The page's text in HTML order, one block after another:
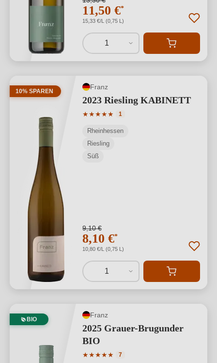
11,50 €*
15,33 €/L (0,75 L)
1
10% SPAREN
Franz
2023 Riesling KABINETT
★★★★★
Durchschnittliche Bewertung von 5
1
Rheinhessen
Riesling
Süß
9,10 €
8,10 €*
10,80 €/L (0,75 L)
1
BIO
Franz
2025 Grauer-Brugunder
BIO
★★★★★
Durchschnittliche Bewertung von 5
7